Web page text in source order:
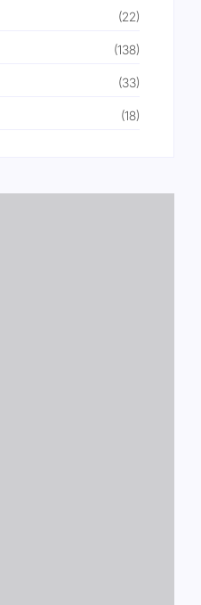
(22)
(138)
(33)
(18)